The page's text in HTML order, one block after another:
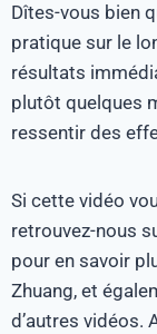
Dîtes-vous bien
pratique sur le
résultats
plutôt quelques
ressentir des
Si cette vidéo
retrouvez-nous
pour en savoir
Zhuang, et
d’autres vidéos.